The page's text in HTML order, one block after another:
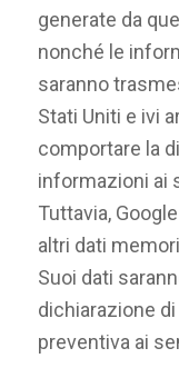
generate da
nonché le
saranno
Stati Uniti e ivi
comportare la
informazioni ai
Tuttavia,
altri dati
Suoi dati
dichiarazione
preventiva ai